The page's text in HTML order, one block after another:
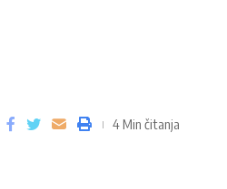
4 Min čitanja